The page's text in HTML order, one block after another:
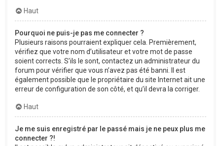
Haut
Pourquoi ne puis-je pas me connecter ?
Plusieurs raisons pourraient expliquer cela. Premièrement,
vérifiez que votre nom d’utilisateur et votre mot de passe
soient corrects. S’ils le sont, contactez un administrateur du
forum pour vérifier que vous n’avez pas été banni. Il est
également possible que le propriétaire du site Internet ait une
erreur de configuration de son côté, et qu’il devra la corriger.
Haut
Je me suis enregistré par le passé mais je ne peux plus me
connecter ?!